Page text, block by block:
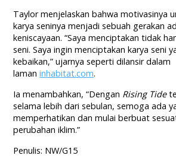
Taylor menjelaskan bahwa motivasinya
karya seninya menjadi sebuah gerakan
keniscayaan. “Saya menciptakan tidak
seni. Saya ingin menciptakan karya seni
kebaikan,” ujarnya seperti dilansir dalam
lamaninhabitat.com.
Ia menambahkan, “Dengan Rising Tide
selama lebih dari sebulan, semoga ada
memperhatikan dan mulai berbuat
perubahan iklim.”
Penulis: NW/G15